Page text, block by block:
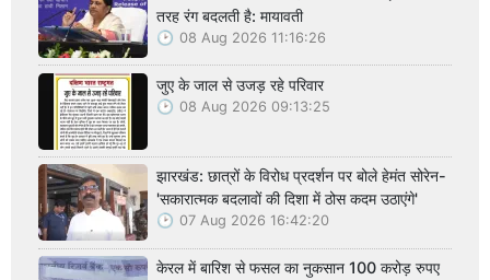
तरह रंग बदलती है: मायावती
08 Aug 2026 11:16:26
जुए के जाल से उजड़ रहे परिवार
08 Aug 2026 09:13:25
झारखंड: छात्रों के विरोध प्रदर्शन पर बोले हेमंत सोरेन-
'सकारात्मक बदलावों की दिशा में ठोस कदम उठाएंगे'
07 Aug 2026 16:42:20
केरल में बारिश से फसल का नुकसान 100 करोड़ रुपए